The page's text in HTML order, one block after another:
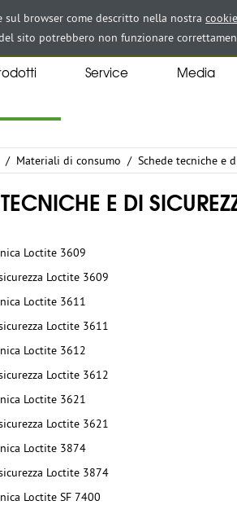
Service Media
/ Materiali di consumo / Schede tecniche e
E DI
Loctite 3609
Loctite 3609
Loctite 3611
Loctite 3611
Loctite 3612
Loctite 3612
Loctite 3621
Loctite 3621
Loctite 3874
Loctite 3874
Loctite SF 7400
browser come descritto nella nostra
sito potrebbero non funzionare